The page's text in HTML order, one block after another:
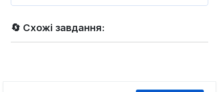
🔄 Схожі завдання: